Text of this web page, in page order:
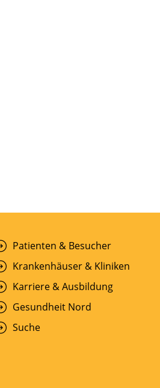
Patienten & Besucher
Krankenhäuser & Kliniken
Karriere & Ausbildung
Gesundheit Nord
Suche